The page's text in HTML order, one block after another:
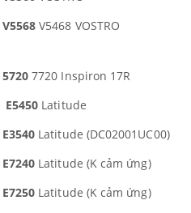
V5568 V5468 VOSTRO
5720 7720 Inspiron 17R
E5450 Latitude
E3540 Latitude (DC02001UC00)
E7240 Latitude (K cảm ứng)
E7250 Latitude (K cảm ứng)